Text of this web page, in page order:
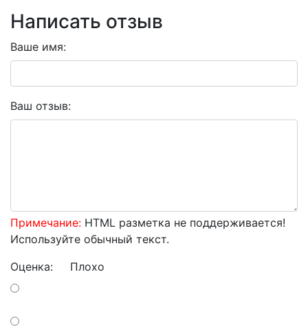
Написать отзыв
Ваше имя:
Ваш отзыв:
Примечание: HTML разметка не поддерживается!
Используйте обычный текст.
Оценка: Плохо